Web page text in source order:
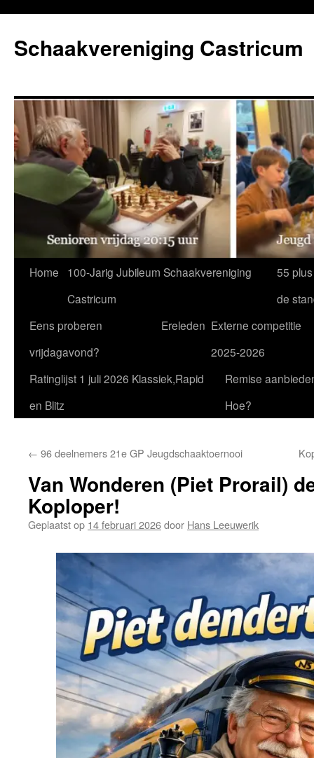
de
inhoud
Schaakvereniging Castricum
Home
100-Jarig Jubileum Schaakvereniging
Castricum
55
de
Eens proberen
vrijdagavond?
Ereleden Externe competitie
2025-2026
Ratinglijst 1 juli 2026 Klassiek,Rapid
en Blitz
Remise
Hoe?
← 96 deelnemers 21e GP Jeugdschaaktoernooi
Van Wonderen (Piet Prorail)
Koploper!
Geplaatst op 14 februari 2026door Hans Leeuwerik